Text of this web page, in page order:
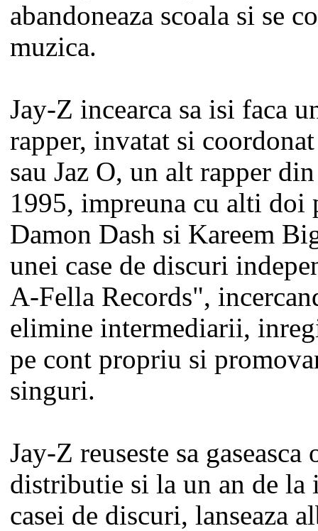
abandoneaza scoala si se
muzica.
Jay-Z incearca sa isi faca
rapper, invatat si
sau Jaz O, un alt rapper
1995, impreuna cu alti doi
Damon Dash si Kareem
unei case de discuri
A-Fella Records",
elimine intermediarii,
pe cont propriu si
singuri.
Jay-Z reuseste sa gaseasca
distributie si la un an de la
casei de discuri, lanseaza